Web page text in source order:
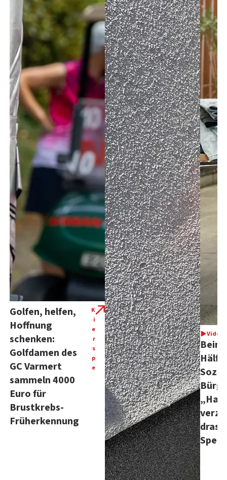
Golfen, helfen,
Hoffnung
schenken:
Golfdamen des
GC Varmert
sammeln 4000
Euro für
Brustkrebs-
Früherkennung
K
i
e
r
s
p
e
Video